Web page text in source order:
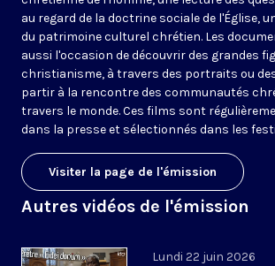
au regard de la doctrine sociale de l'Église,
du patrimoine culturel chrétien. Les
aussi l'occasion de découvrir des grandes
christianisme, à travers des portraits ou
partir à la rencontre des communautés
travers le monde. Ces films sont
dans la presse et sélectionnés dans les
Visiter la page de l'émission
Autres vidéos de l'émission
Lundi 22 juin 2026